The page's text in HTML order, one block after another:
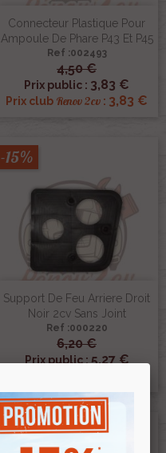
Connecteur Plastique Pour
Ampoule De Phare P43 Et P45
Ref :002493
4,50 €
Prix public : 3,83 €
Prix club Renov 2cv : 3,83 €
Support De Feu Arriere Droit
Noir 2cv Sans Joint
Ref :000220
6,20 €
Prix public : 5,27 €
-15%
-15%